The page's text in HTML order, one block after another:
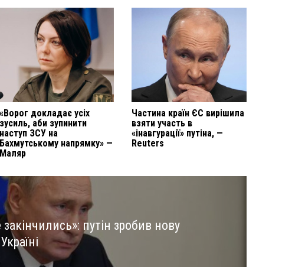
«Ворог докладає усіх
зусиль, аби зупинити
наступ ЗСУ на
Бахмутському напрямку» —
Маляр
Частина країн ЄС вирішила
взяти участь в
«інавгурації» путіна, —
Reuters
путін зробив нову